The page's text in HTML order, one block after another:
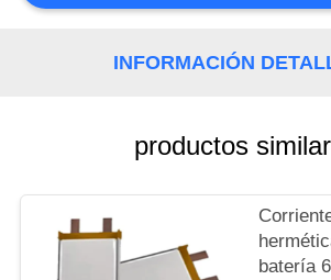
PIDA
DEL
SITIO
INFORMACIÓN
productos
batería